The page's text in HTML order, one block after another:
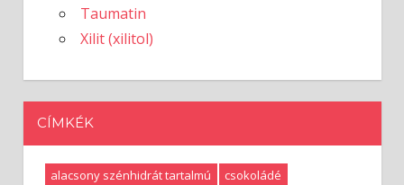
Taumatin
Xilit (xilitol)
CÍMKÉK
alacsony szénhidrát tartalmú
csokoládé